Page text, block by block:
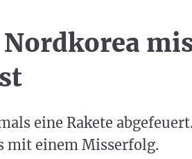
Nordkorea
eine Rakete
mit einem Misserfolg.